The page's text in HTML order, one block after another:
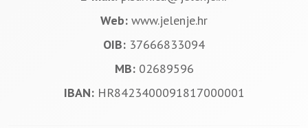
Web: www.jelenje.hr
OIB: 37666833094
MB: 02689596
IBAN: HR8423400091817000001